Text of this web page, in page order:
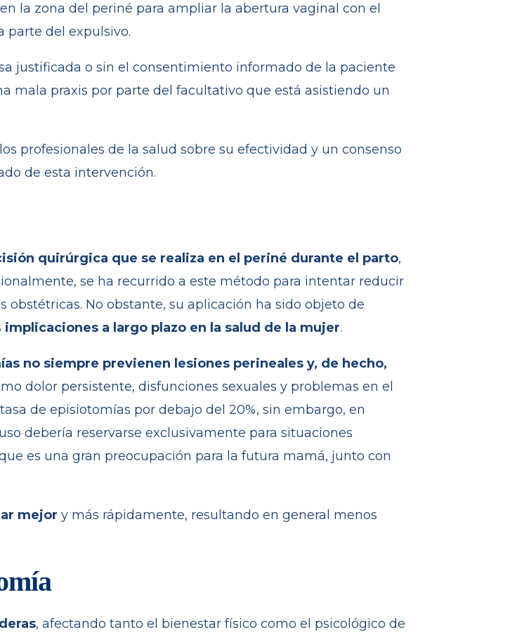
la zona del periné para ampliar la abertura vaginal con el
parte del expulsivo.
justificada o sin el consentimiento informado de la paciente
mala praxis por parte del facultativo que está asistiendo un
profesionales de la salud sobre su efectividad y un consenso
de esta intervención.
quirúrgica que se realiza en el periné durante el parto,
se ha recurrido a este método para intentar reducir
obstétricas. No obstante, su aplicación ha sido objeto de
implicaciones a largo plazo en la salud de la mujer.
no siempre previenen lesiones perineales y, de hecho,
dolor persistente, disfunciones sexuales y problemas en el
de episiotomías por debajo del 20%, sin embargo, en
debería reservarse exclusivamente para situaciones
es una gran preocupación para la futura mamá, junto con
mejor y más rápidamente, resultando en general menos
, afectando tanto el bienestar físico como el psicológico de